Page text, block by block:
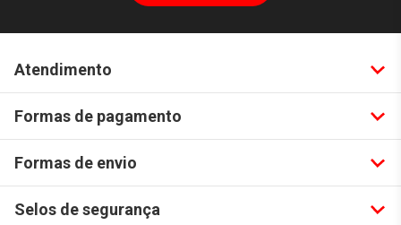
Atendimento
Formas de pagamento
Formas de envio
Selos de segurança